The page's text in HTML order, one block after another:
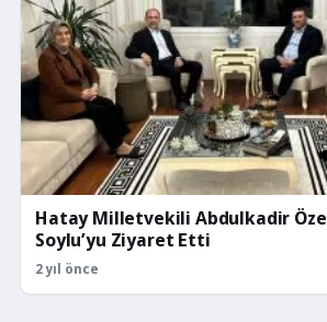
Hatay Milletvekili Abdulkadir
Soylu’yu Ziyaret Etti
2 yıl önce